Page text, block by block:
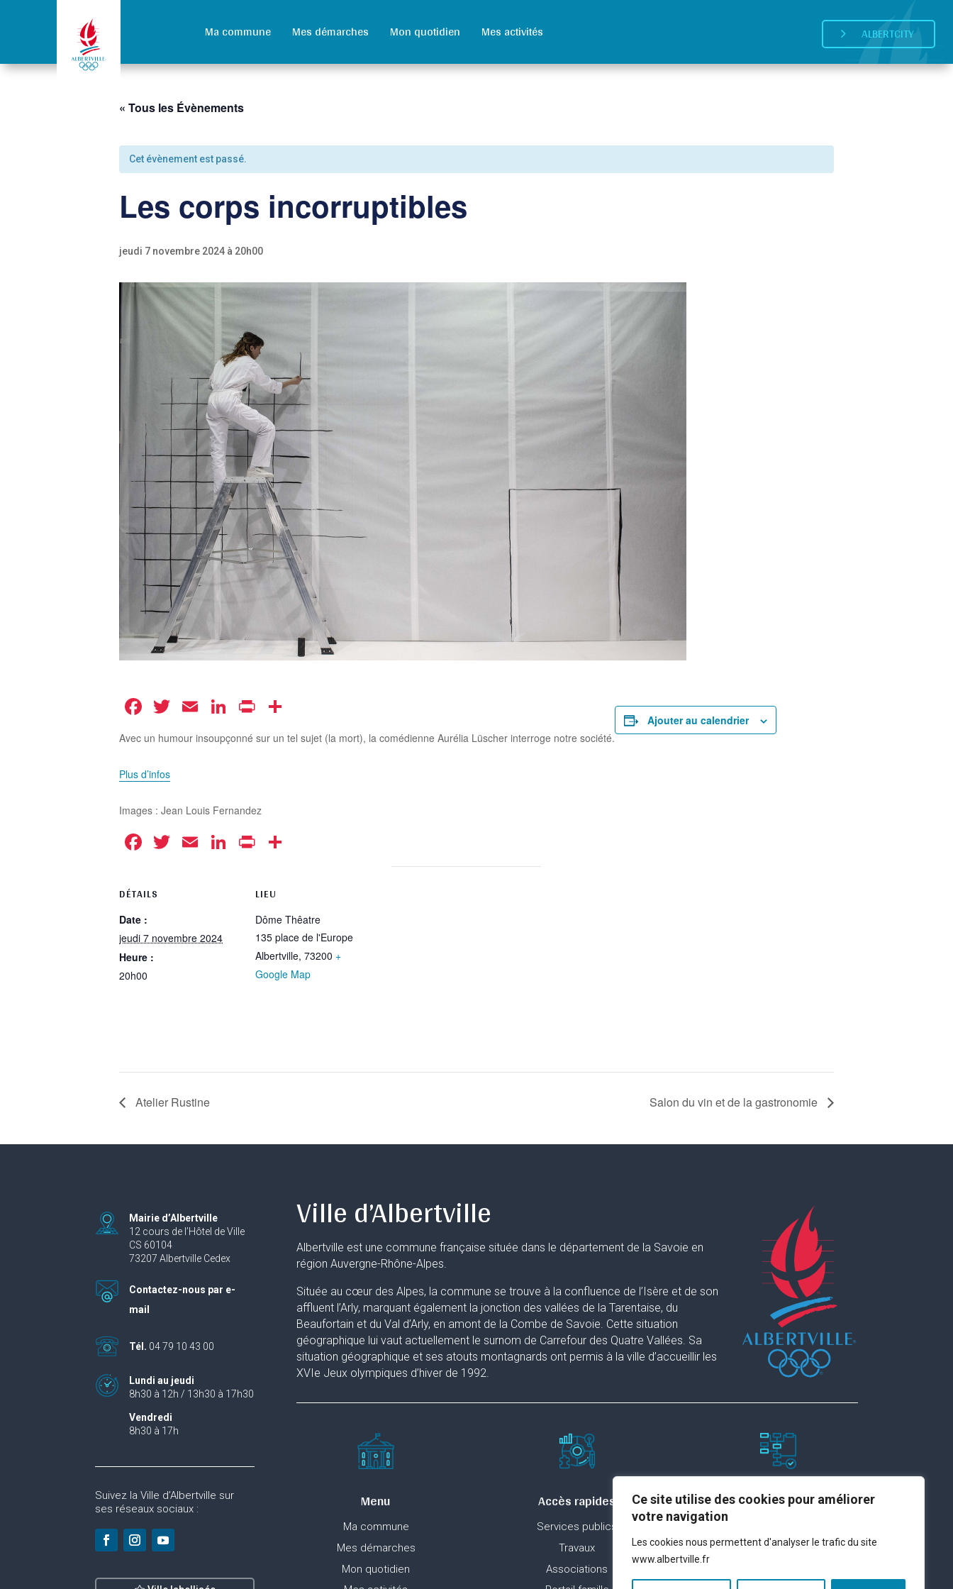
Ce site utilise des cookies pour améliorer
votre navigation
Les cookies nous permettent d'analyser le trafic du site
www.albertville.fr
Ma commune Mes démarches Mon quotidien Mes activités 5 ALBERTCITY
« Tous les Évènements
Cet évènement est passé.
Les corps incorruptibles
jeudi 7 novembre 2024 à 20h00
Facebook
Twitter
EmailLinkedIn
Print
Avec un humour insoupçonné sur un tel sujet (la mort), la comédienne Aurélia Lüscher interroge notre société.
Plus d’infos
Images : Jean Louis Fernandez
Facebook
Twitter
EmailLinkedIn
Print
Ajouter au calendrier
DÉTAILS
Date :
jeudi 7 novembre 2024
Heure :
20h00
LIEU
Dôme Thêatre
135 place de l'Europe
Albertville, 73200 +
Google Map
Atelier Rustine Salon du vin et de la gastronomie
Mairie d’Albertville
12 cours de l’Hôtel de Ville
CS 60104
73207 Albertville Cedex
Contactez-nous par e-
mail
Tél. 04 79 10 43 00
Lundi au jeudi
8h30 à 12h / 13h30 à 17h30
Vendredi
8h30 à 17h
Suivez la Ville d’Albertville sur
ses réseaux sociaux :
Ville d’Albertville
Albertville est une commune française située dans le département de la Savoie en
région Auvergne-Rhône-Alpes.
Située au cœur des Alpes, la commune se trouve à la confluence de l’Isère et de son
affluent l’Arly, marquant également la jonction des vallées de la Tarentaise, du
Beaufortain et du Val d’Arly, en amont de la Combe de Savoie. Cette situation
géographique lui vaut actuellement le surnom de Carrefour des Quatre Vallées. Sa
situation géographique et ses atouts montagnards ont permis à la ville d’accueillir les
XVIe Jeux olympiques d’hiver de 1992.
Menu
Ma commune
Mes démarches
Mon quotidien
Accès rapides
Services publics
Travaux
Associations
Paramètres du site
Contact